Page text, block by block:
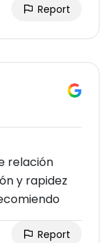
Report
relación
y rapidez
Report